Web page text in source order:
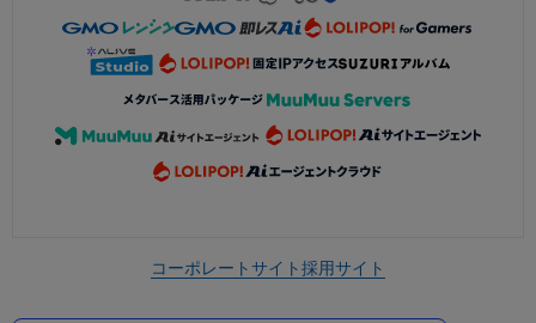
コーポレートサイト採用サイト